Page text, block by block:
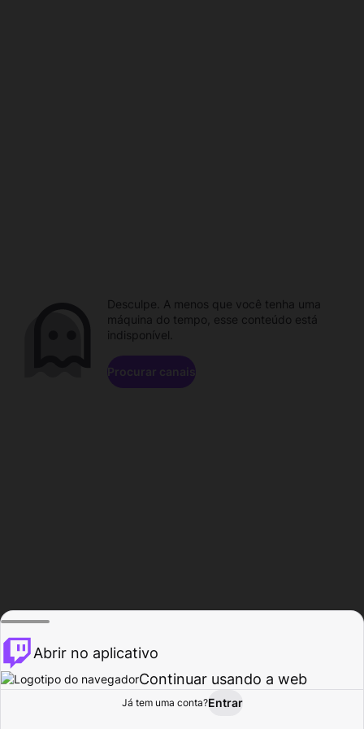
Procurar Atividade
Desculpe. A menos que você tenha uma
máquina do tempo, esse conteúdo está
indisponível.
Procurar canais
Abrir no aplicativo
Continuar usando a web
Já tem uma conta?Entrar